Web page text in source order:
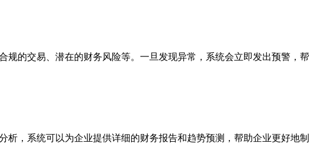
的交易、潜在的财务风险等。一旦发现异常，系统会立即发出预警，帮
，系统可以为企业提供详细的财务报告和趋势预测，帮助企业更好地制